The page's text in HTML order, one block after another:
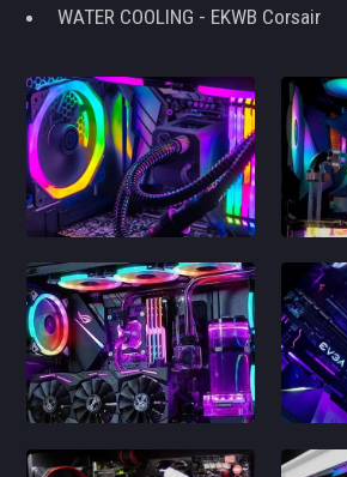
WATER COOLING - EKWB Corsair